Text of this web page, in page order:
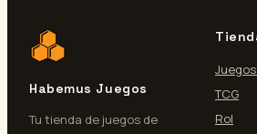
Habemus Juegos
Tu tienda de juegos de
TCG
Rol